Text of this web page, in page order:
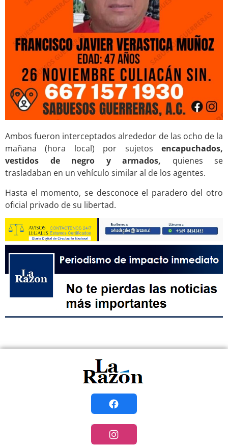
Ambos fueron interceptados alrededor de las ocho de la
mañana (hora local) por sujetos encapuchados,
vestidos de negro y armados, quienes se
trasladaban en un vehículo similar al de los agentes.
Hasta el momento, se desconoce el paradero del otro
oficial privado de su libertad.